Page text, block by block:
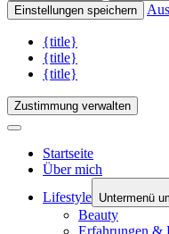
Einstellungen speichern
{title}
{title}
{title}
Zustimmung verwalten
Startseite
Über mich
Lifestyle Untermenü
Beauty
Erfahrungen &